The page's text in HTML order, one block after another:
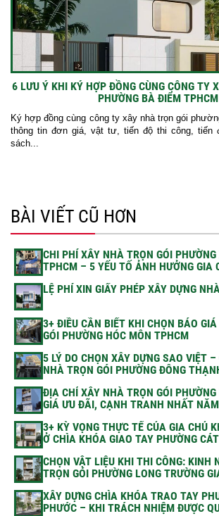
6 LƯU Ý KHI KÝ HỢP ĐỒNG CÙNG CÔNG TY
PHƯỜNG BÀ ĐIỂM TPHCM
Ký hợp đồng cùng công ty xây nhà trọn gói
thông tin đơn giá, vật tư, tiến độ thi công, tiến
sách...
BÀI VIẾT CŨ HƠN
CHI PHÍ XÂY NHÀ TRỌN GÓI
TPHCM – 5 YẾU TỐ ẢNH HƯỞNG GIA
LỆ PHÍ XIN GIẤY PHÉP XÂY DỰNG
3+ ĐIỀU CẦN BIẾT KHI CHỌN BÁO
GÓI PHƯỜNG HÓC MÔN TPHCM
5 LÝ DO CHỌN XÂY DỰNG SAO VIỆT
NHÀ TRỌN GÓI PHƯỜNG ĐÔNG
ĐỊA CHỈ XÂY NHÀ TRỌN GÓI
GIÁ ƯU ĐÃI, CẠNH TRANH NHẤT NĂM
3+ KỲ VỌNG THỰC TẾ CỦA GIA CHỦ
Ở CHÌA KHÓA GIAO TAY PHƯỜNG
CHỌN VẬT LIỆU KHI THI CÔNG: KINH
TRỌN GÓI PHƯỜNG LONG TRƯỜNG
XÂY DỰNG CHÌA KHÓA TRAO TAY
PHƯỚC – KHI TRÁCH NHIỆM ĐƯỢC